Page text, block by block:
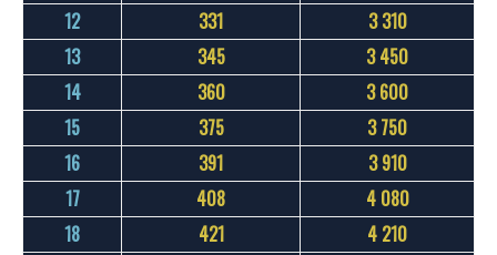
12
331
3 310
13
345
3 450
14
360
3 600
15
375
3 750
16
391
3 910
17
408
4 080
18
421
4 210